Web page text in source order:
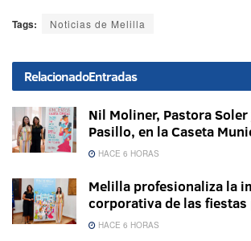
Tags: Noticias de Melilla
RelacionadoEntradas
Nil Moliner, Pastora Soler
Pasillo, en la Caseta
HACE 6 HORAS
Melilla profesionaliza la
corporativa de las
HACE 6 HORAS